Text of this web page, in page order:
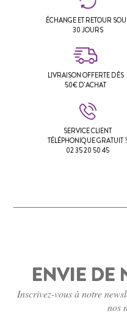
ÉCHANGE ET RETOUR
30 JOURS
LIVRAISON OFFERTE DÈS
50€ D'ACHAT
SERVICE CLIENT
TÉLÉPHONIQUE GRATUIT ?
02 35 20 50 45
ENVIE DE
Inscrivez-vous à notre
nos